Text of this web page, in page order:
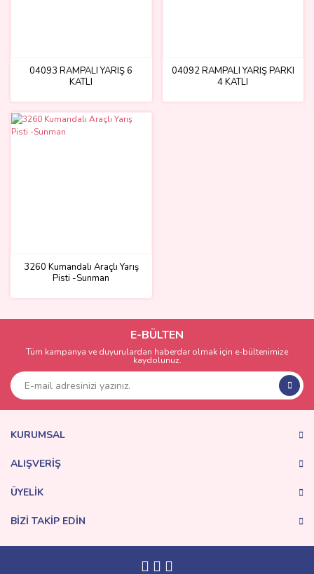
04093 RAMPALI YARIŞ 6
KATLI
04092 RAMPALI YARIŞ PARKI
4 KATLI
3260 Kumandalı Araçlı Yarış
Pisti -Sunman
E-BÜLTEN
Tüm kampanya ve duyurulardan haberdar olmak için e-bültenimize
kaydolunuz.
KURUMSAL
ALIŞVERİŞ
ÜYELİK
BİZİ TAKİP EDİN